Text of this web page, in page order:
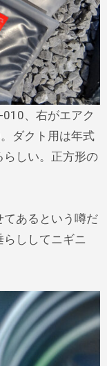
、右がエアク
ダクト用は年式
しい。正方形の
あるという噂だ
ししてニギニ